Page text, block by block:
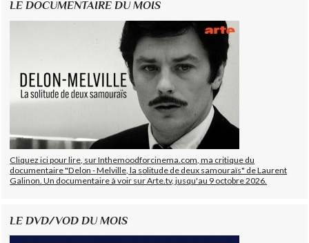
LE DOCUMENTAIRE DU MOIS
Cliquez ici pour lire, sur Inthemoodforcinema.com, ma critique du
documentaire "Delon - Melville, la solitude de deux samouraïs" de Laurent
Galinon. Un documentaire à voir sur Arte.tv, jusqu'au 9 octobre 2026.
LE DVD/VOD DU MOIS